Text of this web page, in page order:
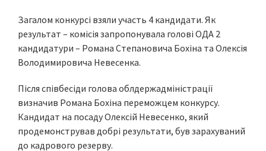
Загалом конкурсі взяли участь 4 кандидати. Як
результат – комісія запропонувала голові ОДА 2
кандидатури – Романа Степановича Бохіна та Олексія
Володимировича Невесенка.
Після співбесіди голова облдержадміністрації
визначив Романа Бохіна переможцем конкурсу.
Кандидат на посаду Олексій Невесенко, який
продемонстрував добрі результати, був зарахуваний
до кадрового резерву.